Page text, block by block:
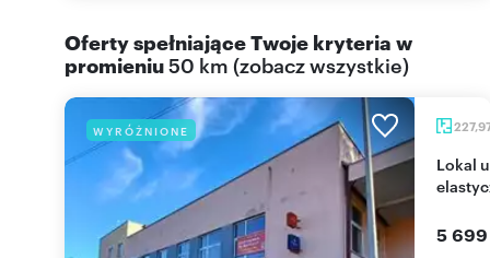
Oferty spełniające Twoje kryteria w
promieniu50 km (zobacz wszystkie)
WYRÓŻNIONE
Lokal użytkowy 228 m² w Połancu (centrum,
5 699